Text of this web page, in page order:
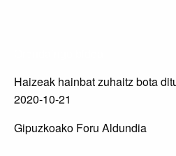
Haizeak hainbat zuhaitz bota
2020-10-21
Gipuzkoako Foru Aldundia